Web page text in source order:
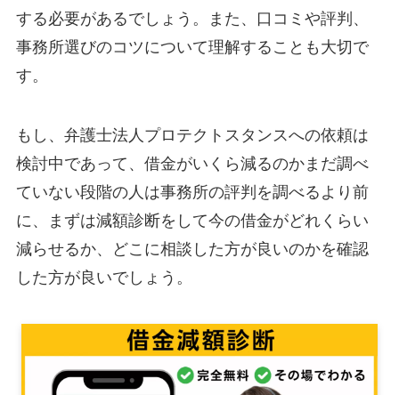
する必要があるでしょう。また、口コミや評判、
事務所選びのコツについて理解することも大切で
す。
もし、弁護士法人プロテクトスタンスへの依頼は
検討中であって、借金がいくら減るのかまだ調べ
ていない段階の人は事務所の評判を調べるより前
に、まずは減額診断をして今の借金がどれくらい
減らせるか、どこに相談した方が良いのかを確認
した方が良いでしょう。